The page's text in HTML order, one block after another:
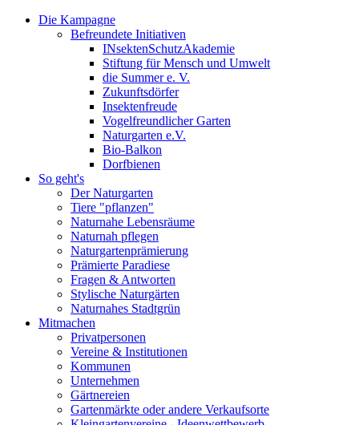
Die Kampagne
Befreundete Initiativen
INsektenSchutzAkademie
Stiftung für Mensch und Umwelt
die Summer e. V.
Zukunftsdörfer
Insektenfreude
Vogelfreundlicher Garten
Naturgarten e.V.
Bio-Balkon
Dorfbienen
So geht's
Der Naturgarten
Tiere "pflanzen"
Naturnahe Lebensräume
Naturnah pflegen
Naturgartenprämierung
Prämierte Paradiese
Fragen & Antworten
Stylische Naturgärten
Naturnahes Stadtgrün
Mitmachen
Privatpersonen
Vereine & Institutionen
Kommunen
Unternehmen
Gärtnereien
Gartenmärkte oder andere Verkaufsorte